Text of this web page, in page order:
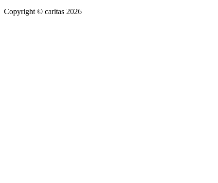
Copyright © caritas 2026